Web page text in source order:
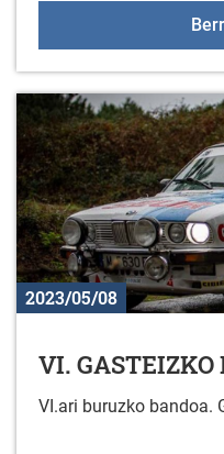
2023/05/08
VI.
VI.ari buruzko bandoa.